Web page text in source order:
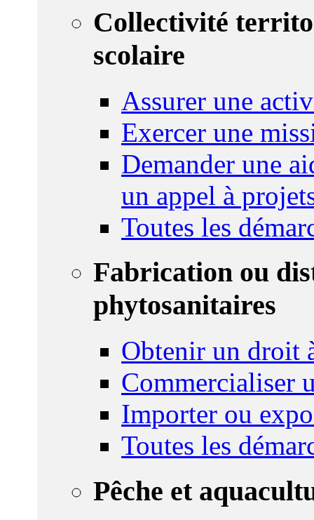
Collectivité
scolaire
Assurer une
Exercer une
Demander une
un appel à
Toutes les
Fabrication ou
phytosanitaires
Obtenir un droit
Commercialiser
Importer ou
Toutes les
Pêche et